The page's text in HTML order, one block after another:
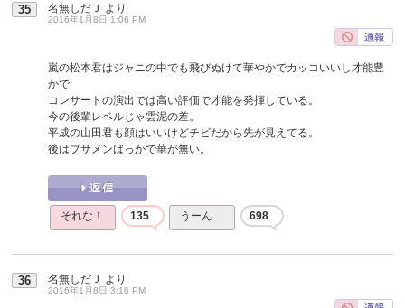
35 名無しだＪ より
2016年1月8日 1:06 PM
嵐の松本君はジャニの中でも飛びぬけて華やかでカッコいいし才能豊
かで
コンサートの演出では高い評価で才能を発揮している。
今の後輩レベルじゃ雲泥の差。
平成の山田君も顔はいいけどチビだから先が見えてる。
後はブサメンばっかで華が無い。
それな！ 135 うーん… 698
36 名無しだＪ より
2016年1月8日 3:16 PM